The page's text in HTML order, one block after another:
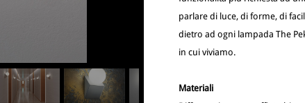
parlare di luce, di forme, di
dietro ad ogni lampada The
in cui viviamo.
Materiali